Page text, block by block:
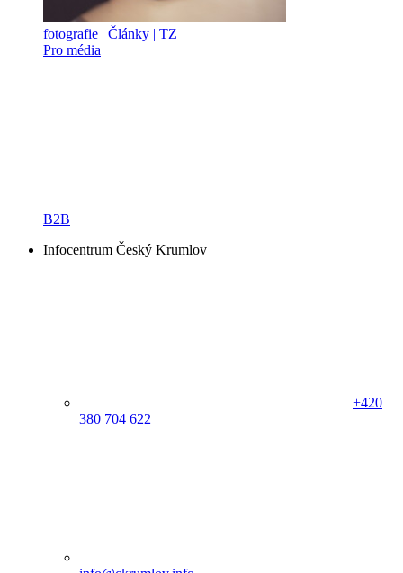
fotografie | Články | TZ
Pro média
B2B
Infocentrum Český Krumlov
+420
380 704 622